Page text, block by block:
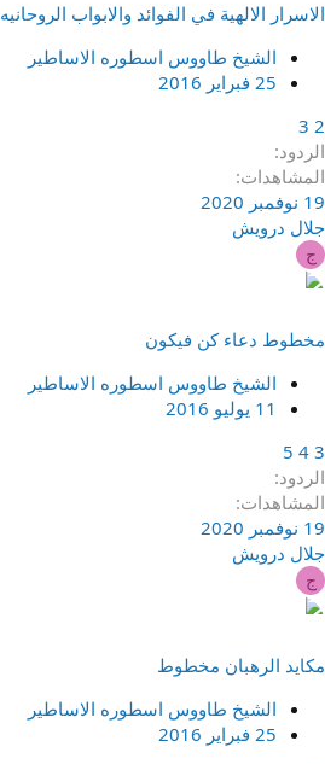
الاسرار الالهية في الفوائد والابواب الروحانيه
الشيخ طاووس اسطوره الاساطير
25 فبراير 2016
2
3
الردود
المشاهدات
19 نوفمبر 2020
جلال درويش
ج
مخطوط دعاء كن فيكون
الشيخ طاووس اسطوره الاساطير
11 يوليو 2016
3
4
5
الردود
المشاهدات
19 نوفمبر 2020
جلال درويش
ج
مكايد الرهبان مخطوط
الشيخ طاووس اسطوره الاساطير
25 فبراير 2016